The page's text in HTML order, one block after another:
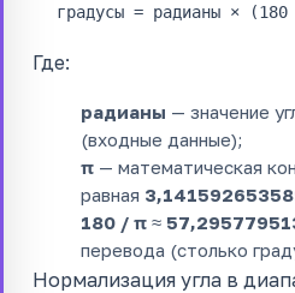
градусы = радианы ×
Где:
радианы — значение
(входные данные);
π — математическая
равная
180 / π ≈
перевода (столько
Нормализация угла в